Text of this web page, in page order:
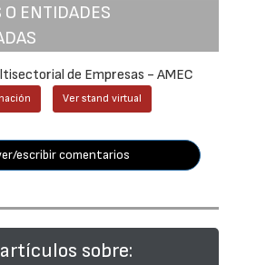
O ENTIDADES
de Empresas - AMEC
Ver stand virtual
escribir comentarios
sobre: